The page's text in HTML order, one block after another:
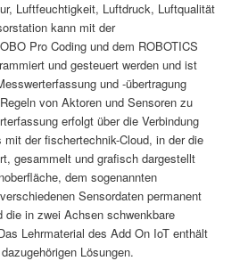
Luftfeuchtigkeit, Luftdruck, Luftqualität
kann mit der
Pro Coding und dem ROBOTICS
und gesteuert werden und ist
und -übertragung
von Aktoren und Sensoren zu
erfolgt über die Verbindung
der fischertechnik-Cloud, in der die
gesammelt und grafisch dargestellt
dem sogenannten
Sensordaten permanent
die in zwei Achsen schwenkbare
Lehrmaterial des Add On IoT enthält
Lösungen.